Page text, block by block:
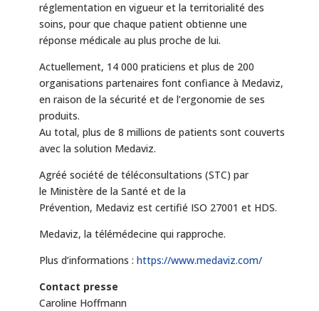
réglementation en vigueur et la territorialité des
soins, pour que chaque patient obtienne une
réponse médicale au plus proche de lui.
Actuellement, 14 000 praticiens et plus de 200
organisations partenaires font confiance à Medaviz,
en raison de la sécurité et de l’ergonomie de ses
produits.
Au total, plus de 8 millions de patients sont couverts
avec la solution Medaviz.
Agréé société de téléconsultations (STC) par
le Ministère de la Santé et de la
Prévention, Medaviz est certifié ISO 27001 et HDS.
Medaviz, la télémédecine qui rapproche.
Plus d’informations : https://www.medaviz.com/
Contact presse
Caroline Hoffmann